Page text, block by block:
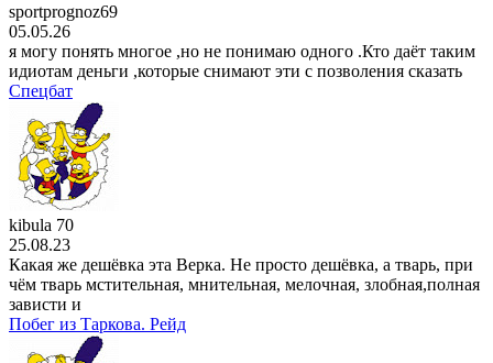
sportprognoz69
05.05.26
я могу понять многое ,но не понимаю одного .Кто даёт таким
идиотам деньги ,которые снимают эти с позволения сказать
Спецбат
kibula 70
25.08.23
Какая же дешёвка эта Верка. Не просто дешёвка, а тварь, при
чём тварь мстительная, мнительная, мелочная, злобная,полная
зависти и
Побег из Таркова. Рейд